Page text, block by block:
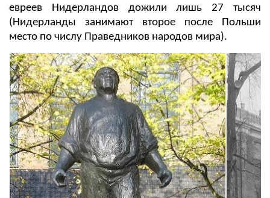
евреев Нидерландов дожили лишь 27 тысяч
(Нидерланды занимают второе после Польши
место по числу Праведников народов мира).